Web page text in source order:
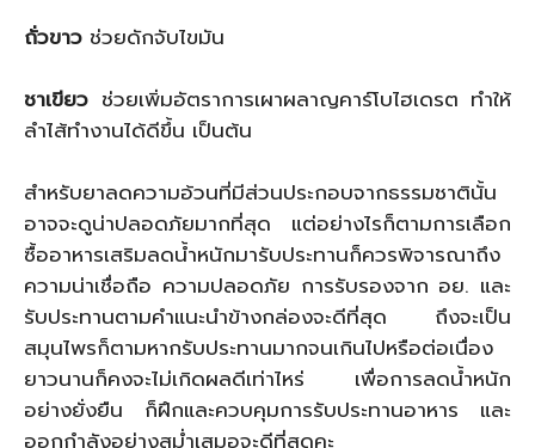
ถั่วขาว ช่วยดักจับไขมัน
ชาเขียว ช่วยเพิ่มอัตราการเผาผลาญคาร์โบไฮเดรต ทำให้
ลำไส้ทำงานได้ดีขึ้น เป็นต้น
สำหรับยาลดความอ้วนที่มีส่วนประกอบจากธรรมชาตินั้น
อาจจะดูน่าปลอดภัยมากที่สุด แต่อย่างไรก็ตามการเลือก
ซื้ออาหารเสริมลดน้ำหนักมารับประทานก็ควรพิจารณาถึง
ความน่าเชื่อถือ ความปลอดภัย การรับรองจาก อย. และ
รับประทานตามคำแนะนำข้างกล่องจะดีที่สุด ถึงจะเป็น
สมุนไพรก็ตามหากรับประทานมากจนเกินไปหรือต่อเนื่อง
ยาวนานก็คงจะไม่เกิดผลดีเท่าไหร่ เพื่อการลดน้ำหนัก
อย่างยั่งยืน ก็ฝึกและควบคุมการรับประทานอาหาร และ
ออกกำลังอย่างสม่ำเสมอจะดีที่สุดคะ